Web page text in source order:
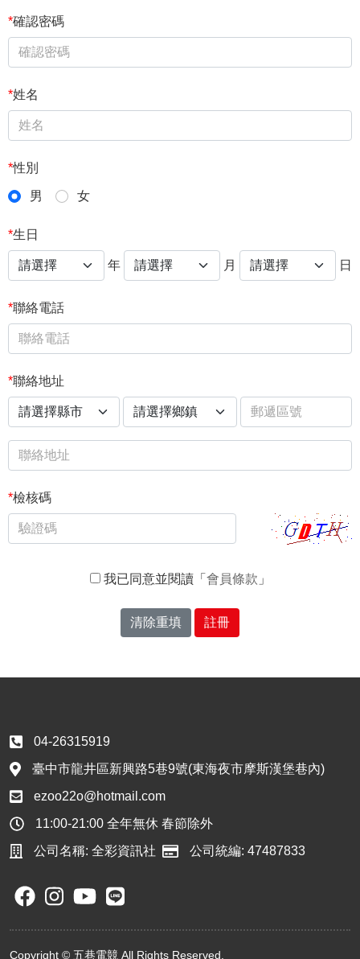
*確認密碼
*姓名
*性別
男 女
*生日
年 月 日
*聯絡電話
*聯絡地址
*檢核碼
我已同意並閱讀「 會員條款 」
清除重填 註冊
04-26315919
臺中市龍井區新興路5巷9號(東海夜市摩斯漢堡巷內)
ezoo22o@hotmail.com
11:00-21:00 全年無休 春節除外
公司名稱: 全彩資訊社
公司統編: 47487833
Copyright © 五巷電競 All Rights Reserved.